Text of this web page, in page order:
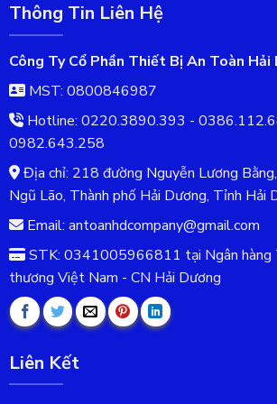
Thông Tin Liên Hệ
Công Ty Cổ Phần Thiết Bị An Toàn Hải
MST: 0800846987
Hotline: 0220.3890.393 -
0982.643.258
Địa chỉ: 218 đường Nguyễn Lương
Ngũ Lão, Thành phố Hải Dương, Tỉnh Hải
Email: antoanhdcompany@gmail.com
STK: 0341005966811 tại Ngân hàng
thương Việt Nam - CN Hải Dương
Liên Kết